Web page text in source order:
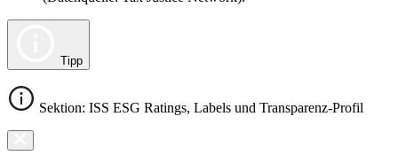
Tipp
Sektion: ISS ESG Ratings, Labels und Transparenz-Profil